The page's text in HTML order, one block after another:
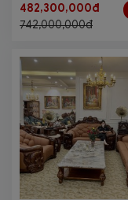
482,300,000đ
742,000,000đ